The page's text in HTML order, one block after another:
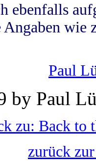
ebenfalls
wie
Paul
by Paul
zu: Back to
zurück